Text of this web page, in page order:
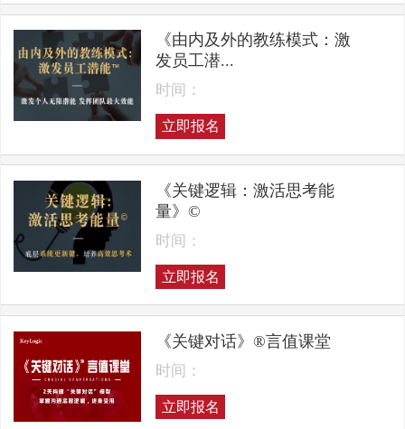
《由内及外的教练模式：激
发员工潜...
时间：
立即报名
《关键逻辑：激活思考能
量》©
时间：
立即报名
《关键对话》®言值课堂
时间：
立即报名